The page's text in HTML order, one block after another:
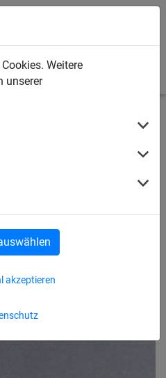
Weitere
unserer
akzeptieren
und -planen
mm stark,